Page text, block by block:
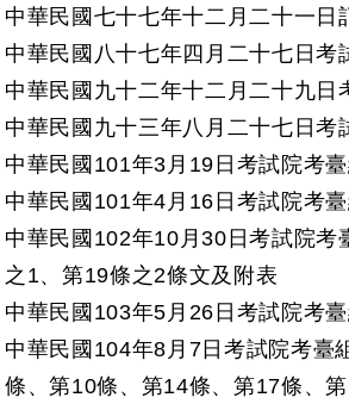
中華民國七十七年十二月二十一日
中華民國八十七年四月二十七日
中華民國九十二年十二月二十九
中華民國九十三年八月二十七日
中華民國101年3月19日考試院考
中華民國101年4月16日考試院考
中華民國102年10月30日考試院
之1、第19條之2條文及附表
中華民國103年5月26日考試院考
中華民國104年8月7日考試院考臺
條、第10條、第14條、第17條、